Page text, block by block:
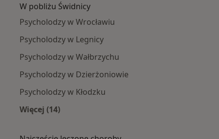
W pobliżu Świdnicy
Psycholodzy w Wrocławiu
Psycholodzy w Legnicy
Psycholodzy w Wałbrzychu
Psycholodzy w Dzierżoniowie
Psycholodzy w Kłodzku
Więcej (14)